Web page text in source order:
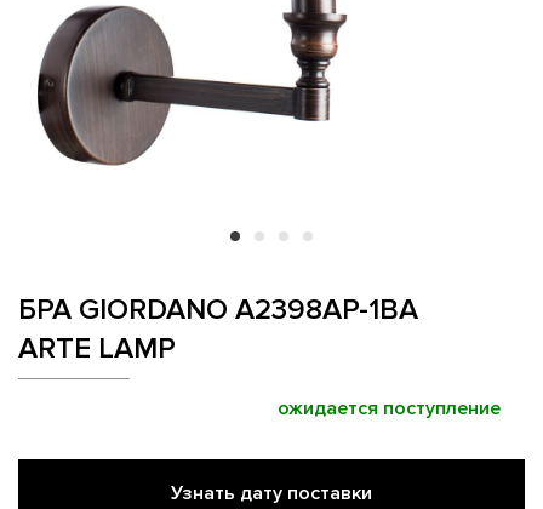
БРА GIORDANO A2398AP-1BA
ARTE LAMP
ожидается поступление
Узнать дату поставки